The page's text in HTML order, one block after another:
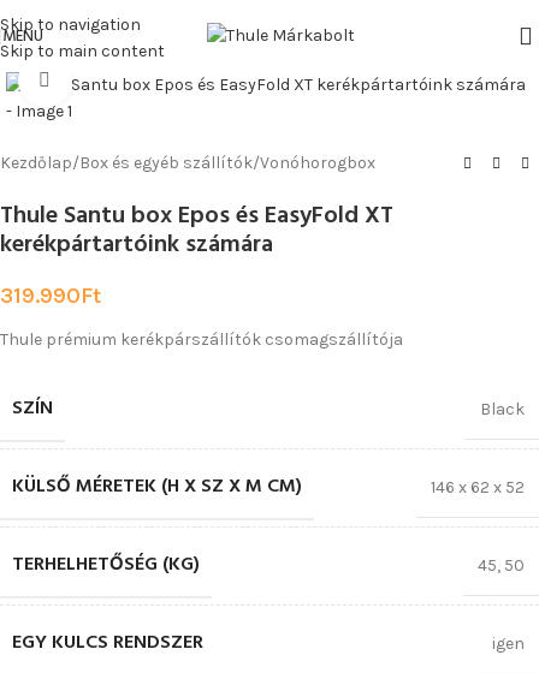
Skip to navigation
Skip to main content
MENU Watch video
Click to enlarge
Kezdőlap/Box és egyéb szállítók/Vonóhorogbox
Thule Santu box Epos és EasyFold XT
kerékpártartóink számára
319.990Ft
Thule prémium kerékpárszállítók csomagszállítója
SZÍN Black
KÜLSŐ MÉRETEK (H X SZ X M CM) 146 x 62 x 52
TERHELHETŐSÉG (KG) 45, 50
EGY KULCS RENDSZER igen